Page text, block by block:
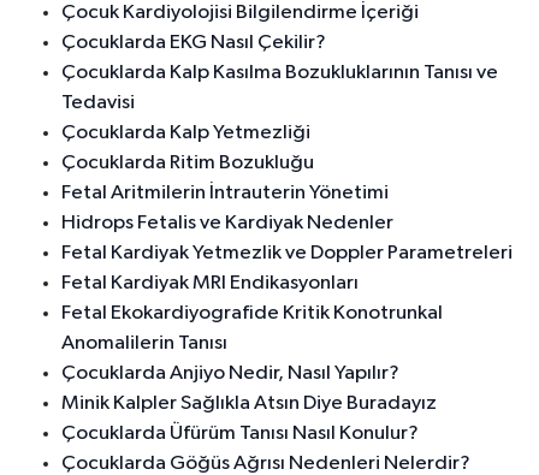
Çocuk Kardiyolojisi Bilgilendirme İçeriği
Çocuklarda EKG Nasıl Çekilir?
Çocuklarda Kalp Kasılma Bozukluklarının Tanısı ve
Tedavisi
Çocuklarda Kalp Yetmezliği
Çocuklarda Ritim Bozukluğu
Fetal Aritmilerin İntrauterin Yönetimi
Hidrops Fetalis ve Kardiyak Nedenler
Fetal Kardiyak Yetmezlik ve Doppler Parametreleri
Fetal Kardiyak MRI Endikasyonları
Fetal Ekokardiyografide Kritik Konotrunkal
Anomalilerin Tanısı
Çocuklarda Anjiyo Nedir, Nasıl Yapılır?
Minik Kalpler Sağlıkla Atsın Diye Buradayız
Çocuklarda Üfürüm Tanısı Nasıl Konulur?
Çocuklarda Göğüs Ağrısı Nedenleri Nelerdir?